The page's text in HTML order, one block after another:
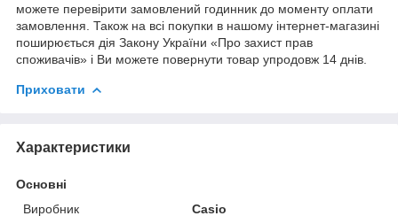
можете перевірити замовлений годинник до моменту оплати
замовлення. Також на всі покупки в нашому інтернет-магазині
поширюється дія Закону України «Про захист прав
споживачів» і Ви можете повернути товар упродовж 14 днів.
Приховати
Характеристики
Основні
Виробник
Casio